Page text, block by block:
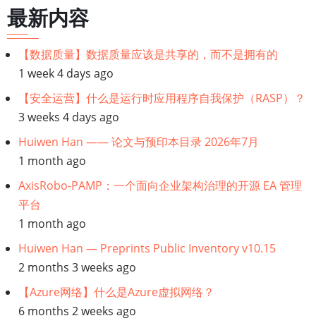
柱
之
基
础
施
保
护
最新内容
【数据质量】数据质量应该是共享的，而不是拥有的
1 week 4 days ago
【安全运营】什么是运行时应用程序自我保护（RASP）？
3 weeks 4 days ago
Huiwen Han —— 论文与预印本目录 2026年7月
1 month ago
AxisRobo-PAMP：一个面向企业架构治理的开源 EA 管理
平台
1 month ago
Huiwen Han — Preprints Public Inventory v10.15
2 months 3 weeks ago
【Azure网络】什么是Azure虚拟网络？
6 months 2 weeks ago